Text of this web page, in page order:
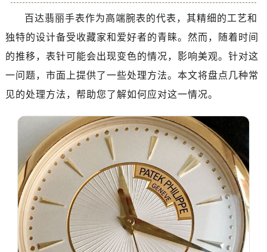
百达翡丽手表作为高端腕表的代表，其精细的工艺和
独特的设计备受收藏家和爱好者的青睐。然而，随着时间
的推移，表针可能会出现变色的情况，影响美观。针对这
一问题，市面上提供了一些处理方法。本文将盘点几种常
见的处理方法，帮助您了解如何应对这一情况。